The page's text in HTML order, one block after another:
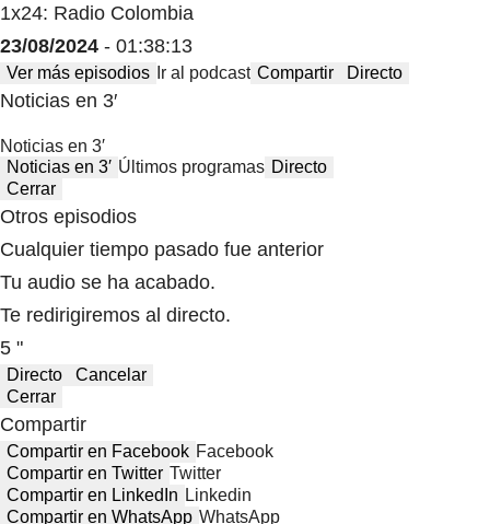
1x24: Radio Colombia
23/08/2024 - 01:38:13
Ver más episodios Ir al podcast Compartir Directo
Noticias en 3′
Noticias en 3′
Noticias en 3′ Últimos programas Directo
Cerrar
Otros episodios
Cualquier tiempo pasado fue anterior
Tu audio se ha acabado.
Te redirigiremos al directo.
5 "
Directo
Cancelar
Cerrar
Compartir
Compartir en Facebook Facebook
Compartir en Twitter Twitter
Compartir en LinkedIn Linkedin
Compartir en WhatsApp WhatsApp